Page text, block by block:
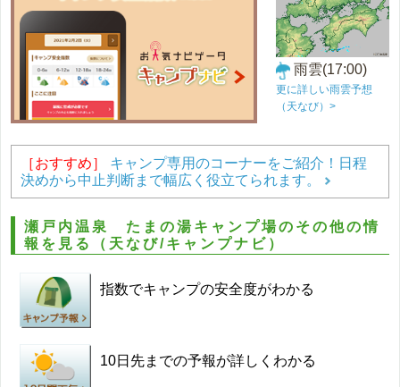
雨雲(17:00)
更に詳しい雨雲予想
（天なび）>
［おすすめ］
キャンプ専用のコーナーをご紹介！日程
決めから中止判断まで幅広く役立てられます。
瀬戸内温泉 たまの湯キャンプ場のその他の情
報を見る（天なび/キャンプナビ）
指数でキャンプの安全度がわかる
10日先までの予報が詳しくわかる